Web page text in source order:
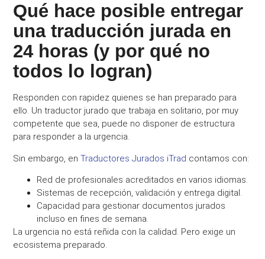
Qué hace posible entregar
una traducción jurada en
24 horas (y por qué no
todos lo logran)
Responden con rapidez quienes se han preparado para
ello. Un traductor jurado que trabaja en solitario, por muy
competente que sea, puede no disponer de estructura
para responder a la urgencia.
Sin embargo, en Traductores Jurados iTrad contamos con:
Red de profesionales acreditados en varios idiomas.
Sistemas de recepción, validación y entrega digital.
Capacidad para gestionar documentos jurados
incluso en fines de semana.
La urgencia no está reñida con la calidad. Pero exige un
ecosistema preparado.